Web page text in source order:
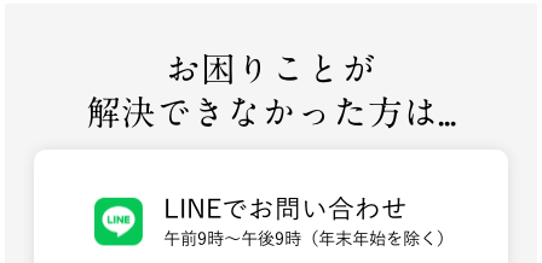
お困りことが
解決できなかった方は...
LINEでお問い合わせ
午前9時～午後9時（年末年始を除く）